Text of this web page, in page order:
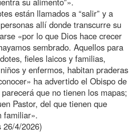
están llamados a “salir” y a
allí donde transcurre su
«por lo que Dios hace crecer
sembrado. Aquellos para
fieles laicos y familias,
y enfermos, habitan praderas
ha advertido el Obispo de
que no tienen los mapas;
Pastor, del que tienen que
familiar».
26/4/2026)